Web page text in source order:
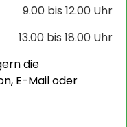
9.00 bis 12.00 Uhr
13.00 bis 18.00 Uhr
die
E-Mail oder